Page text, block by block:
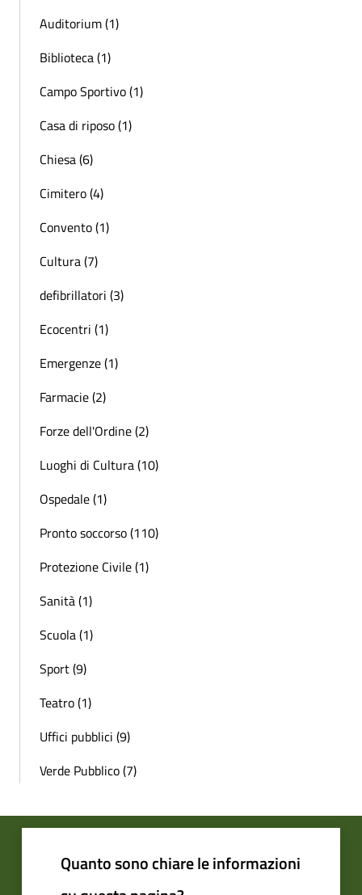
Auditorium (1)
Biblioteca (1)
Campo Sportivo (1)
Casa di riposo (1)
Chiesa (6)
Cimitero (4)
Convento (1)
Cultura (7)
defibrillatori (3)
Ecocentri (1)
Emergenze (1)
Farmacie (2)
Forze dell'Ordine (2)
Luoghi di Cultura (10)
Ospedale (1)
Pronto soccorso (110)
Protezione Civile (1)
Sanità (1)
Scuola (1)
Sport (9)
Teatro (1)
Uffici pubblici (9)
Verde Pubblico (7)
Quanto sono chiare le informazioni